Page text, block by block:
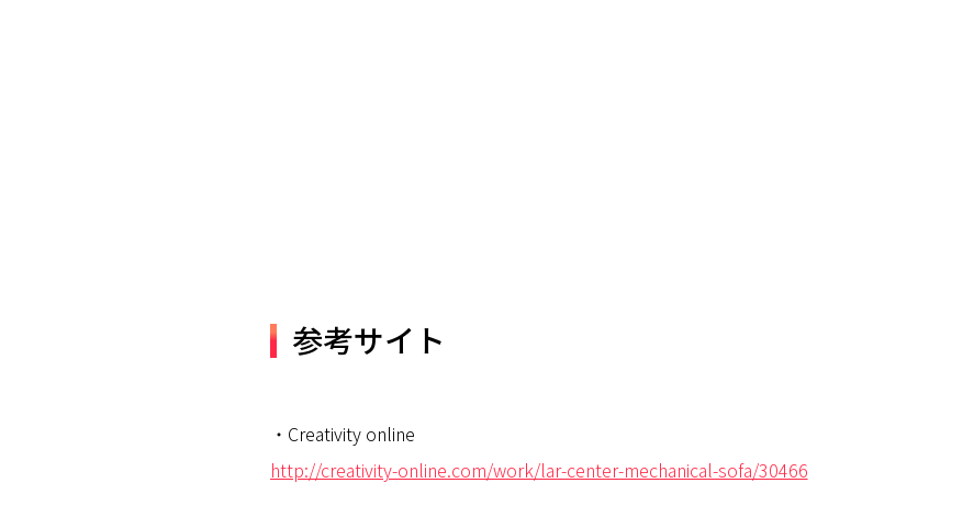
参考サイト
・Creativity online
http://creativity-online.com/work/lar-center-mechanical-sofa/30466